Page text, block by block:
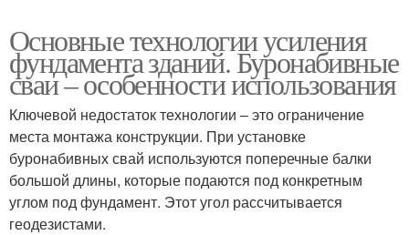
Основные технологии усиления
фундамента зданий. Буронабивные
сваи – особенности использования
Ключевой недостаток технологии – это ограничение
места монтажа конструкции. При установке
буронабивных свай используются поперечные балки
большой длины, которые подаются под конкретным
углом под фундамент. Этот угол рассчитывается
геодезистами.